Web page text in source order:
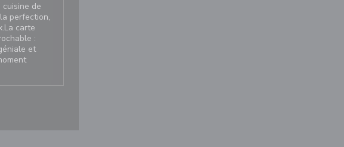
de
perfection,
carte
:
et